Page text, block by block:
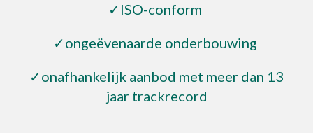
✓ISO-conform
✓ongeëvenaarde onderbouwing
✓onafhankelijk aanbod met meer dan 13
jaar trackrecord